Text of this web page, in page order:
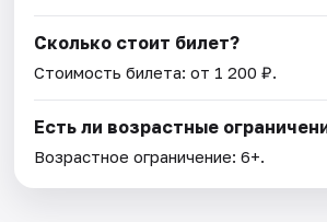
Сколько стоит билет?
Стоимость билета: от 1 200 ₽.
Есть ли возрастные
Возрастное ограничение: 6+.